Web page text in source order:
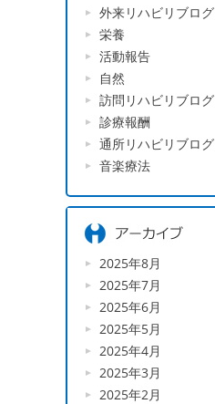
外来リハビリブログ
栄養
活動報告
自然
訪問リハビリブログ
診療報酬
通所リハビリブログ
音楽療法
2025年8月
2025年7月
2025年6月
2025年5月
2025年4月
2025年3月
2025年2月